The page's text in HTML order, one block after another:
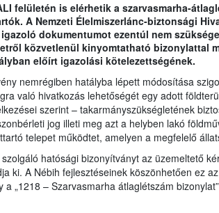
felületén is elérhetik a szarvasmarha-
A Nemzeti Élelmiszerlánc-biztonsági
dokumentumot ezentúl nem
közvetlenül kinyomtatható bizonylattal
előírt igazolási kötelezettségének.
nemrégiben hatályba lépett módosítása
való hivatkozás lehetőségét egy adott
szerint – takarmányszükségletének
jog illeti meg azt a helyben lakó
telepet működtet, amelyen a megfelelő
hatósági bizonyítványt az üzemeltető
ki. A Nébih fejlesztéseinek köszönhetően ez
a „1218 – Szarvasmarha átlaglétszám